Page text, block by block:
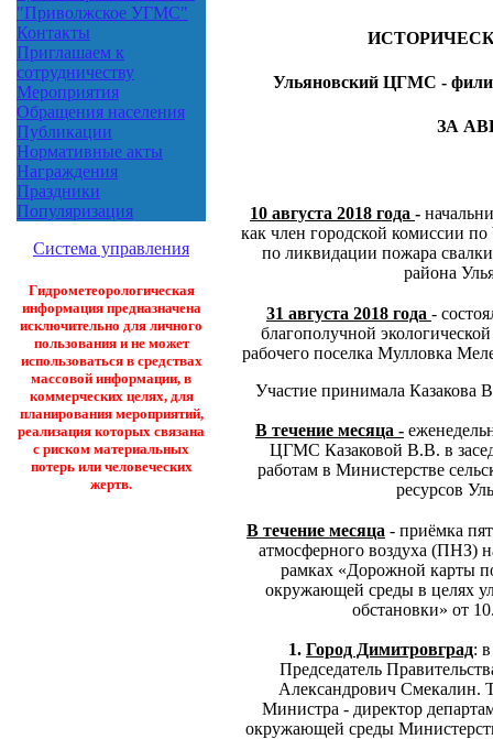
"Приволжское УГМС"
Контакты
Приглашаем к
сотрудничеству
Мероприятия
Обращения населения
Публикации
Нормативные акты
Награждения
Праздники
Популяризация
Система управления
Гидрометеорологическая
информация предназначена
исключительно для личного
пользования и не может
использоваться в средствах
массовой информации, в
коммерческих целях, для
планирования мероприятий,
реализация которых связана
с риском материальных
потерь или человеческих
жертв.
Ульяновский ЦГМС -
ЗА
10 августа 2018 года -
как член городской комиссии
по ликвидации пожара
района
31 августа 2018 года -
благополучной
рабочего поселка Мулловка
Участие принимала Казакова
В течение месяца -
ЦГМС Казаковой В.В. в
работам в Министерстве
ресурсов
В течение месяца - приёмка
атмосферного воздуха (ПНЗ)
рамках «Дорожной карты
окружающей среды в целях
обстановки» от
1. Город Димитровград:
Председатель
Александрович Смекалин.
Министра - директор
окружающей среды